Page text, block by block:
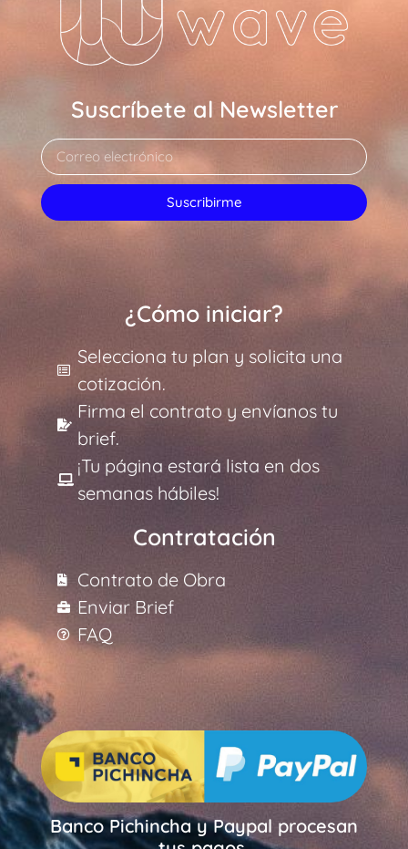
Suscríbete al Newsletter
Suscribirme
¿Cómo iniciar?
Selecciona tu plan y solicita una
cotización.
Firma el contrato y envíanos tu
brief.
¡Tu página estará lista en dos
semanas hábiles!
Contratación
Contrato de Obra
Enviar Brief
FAQ
Banco Pichincha y Paypal procesan